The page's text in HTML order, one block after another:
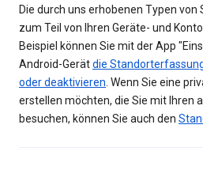
Die durch uns erhobenen Typen
zum Teil von Ihren Geräte- und
Beispiel können Sie mit der App
Android-Gerätdie
oder deaktivieren. Wenn Sie eine
erstellen möchten, die Sie mit Ihren
besuchen, können Sie auch den